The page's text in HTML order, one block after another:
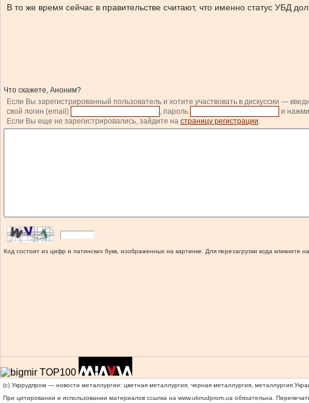
В то же время сейчас в правительстве считают, что именно статус УБД
Что скажете, Аноним?
Если Вы зарегистрированный пользователь и хотите участвовать в дискуссии —
свой логин (email)
, пароль и
Если Вы еще не зарегистрировались, зайдите на страницу регистрации.
Код состоит из цифр и латинских букв, изображенных на картинке. Для перезагрузки кода кликните на
(c) Укррудпром — новости металлургии: цветная металлургия, черная металлургия, металлургия
При цитировании и использовании материалов ссылка на www.ukrrudprom.ua обязательна.